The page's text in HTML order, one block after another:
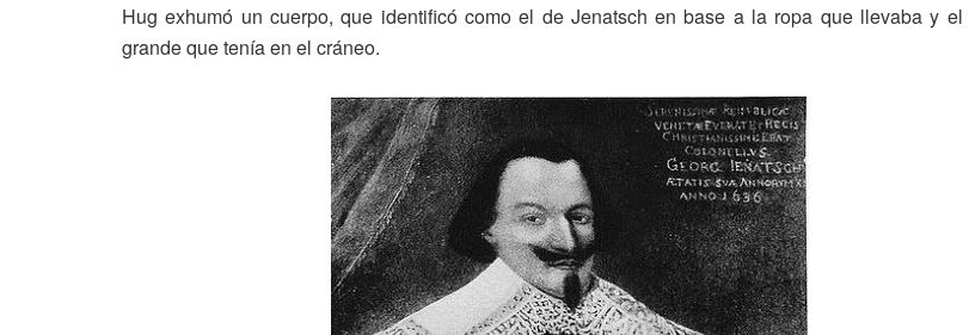
Hug exhumó un cuerpo, que identificó como el de Jenatsch en base a la ropa que llevaba y el
grande que tenía en el cráneo.